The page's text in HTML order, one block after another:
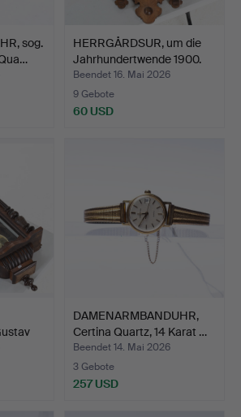
sog.
HERRGÅRDSUR, um die
Jahrhundertwende 1900.
Beendet 16. Mai 2026
9 Gebote
60 USD
DAMENARMBANDUHR,
Certina Quartz, 14 Karat …
Beendet 14. Mai 2026
3 Gebote
257 USD